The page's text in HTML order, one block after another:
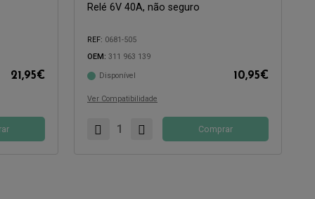
21,95€
Relé 6V 40A, não seguro
REF: 0681-505
OEM: 311 963 139
Disponível 10,95€
Ver Compatibilidade
Compatível com:
Comprar